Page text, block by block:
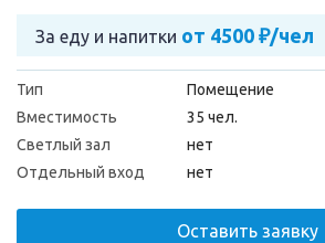
За еду и напитки от 4500 ₽/чел
Тип
Помещение
Вместимость
35 чел.
Светлый зал
нет
Отдельный вход
нет
Оставить заявку